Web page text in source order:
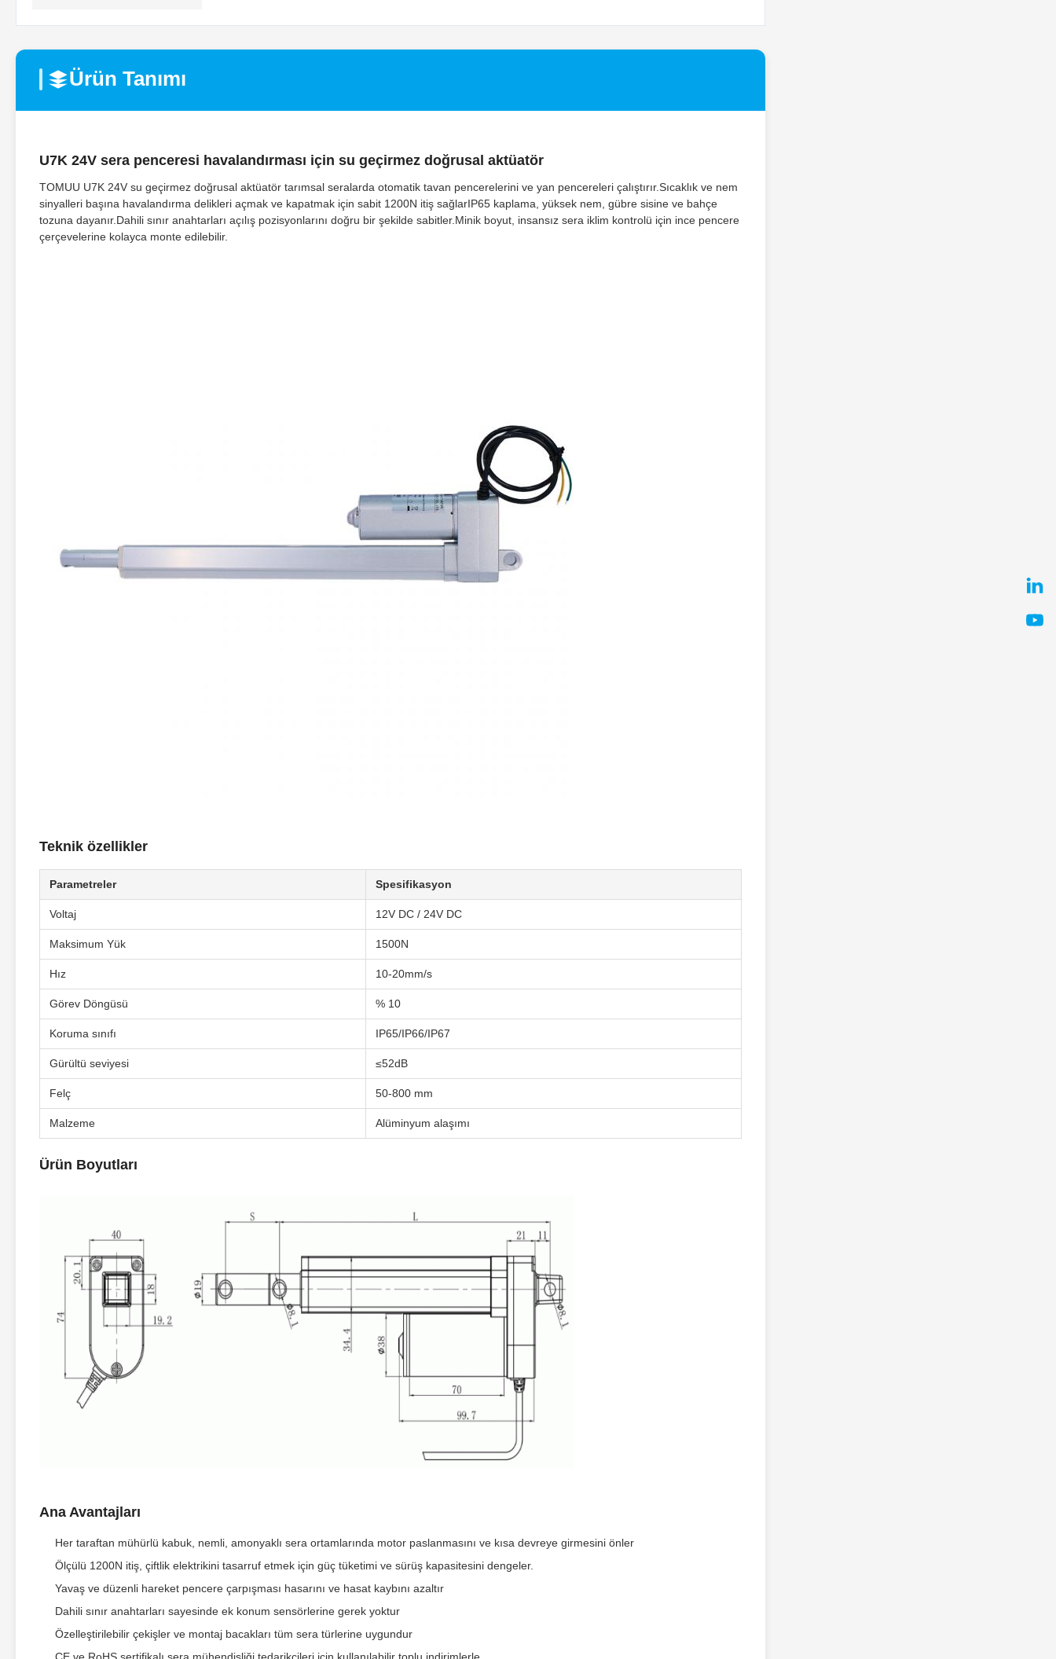
Ürün Tanımı
U7K 24V sera penceresi havalandırması için su geçirmez doğrusal aktüatör
TOMUU U7K 24V su geçirmez doğrusal aktüatör tarımsal seralarda otomatik tavan pencerelerini ve yan pencereleri çalıştırır.Sıcaklık ve nem
sinyalleri başına havalandırma delikleri açmak ve kapatmak için sabit 1200N itiş sağlarIP65 kaplama, yüksek nem, gübre sisine ve bahçe
tozuna dayanır.Dahili sınır anahtarları açılış pozisyonlarını doğru bir şekilde sabitler.Minik boyut, insansız sera iklim kontrolü için ince pencere
çerçevelerine kolayca monte edilebilir.
Teknik özellikler
Parametreler Spesifikasyon
Voltaj 12V DC / 24V DC
Maksimum Yük 1500N
Hız 10-20mm/s
Görev Döngüsü % 10
Koruma sınıfı IP65/IP66/IP67
Gürültü seviyesi ≤52dB
Felç 50-800 mm
Malzeme Alüminyum alaşımı
Ürün Boyutları
Ana Avantajları
Her taraftan mühürlü kabuk, nemli, amonyaklı sera ortamlarında motor paslanmasını ve kısa devreye girmesini önler
Ölçülü 1200N itiş, çiftlik elektrikini tasarruf etmek için güç tüketimi ve sürüş kapasitesini dengeler.
Yavaş ve düzenli hareket pencere çarpışması hasarını ve hasat kaybını azaltır
Dahili sınır anahtarları sayesinde ek konum sensörlerine gerek yoktur
Özelleştirilebilir çekişler ve montaj bacakları tüm sera türlerine uygundur